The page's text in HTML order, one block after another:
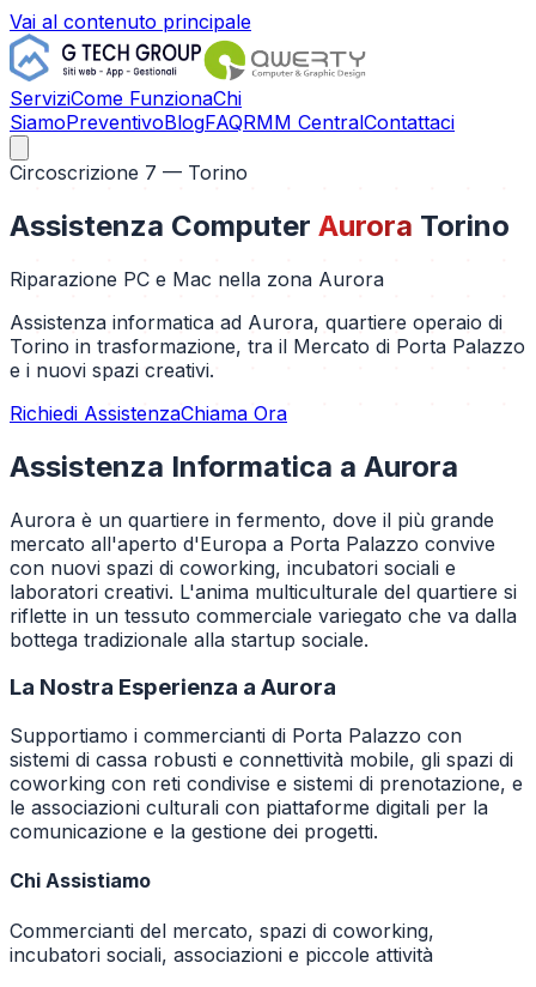
Vai al contenuto principale
ServiziCome FunzionaChi
SiamoPreventivoBlogFAQRMM CentralContattaci
Circoscrizione 7 — Torino
Assistenza Computer Aurora Torino
Riparazione PC e Mac nella zona Aurora
Assistenza informatica ad Aurora, quartiere operaio di
Torino in trasformazione, tra il Mercato di Porta Palazzo
e i nuovi spazi creativi.
Richiedi AssistenzaChiama Ora
Assistenza Informatica a Aurora
Aurora è un quartiere in fermento, dove il più grande
mercato all'aperto d'Europa a Porta Palazzo convive
con nuovi spazi di coworking, incubatori sociali e
laboratori creativi. L'anima multiculturale del quartiere si
riflette in un tessuto commerciale variegato che va dalla
bottega tradizionale alla startup sociale.
La Nostra Esperienza a Aurora
Supportiamo i commercianti di Porta Palazzo con
sistemi di cassa robusti e connettività mobile, gli spazi di
coworking con reti condivise e sistemi di prenotazione, e
le associazioni culturali con piattaforme digitali per la
comunicazione e la gestione dei progetti.
Chi Assistiamo
Commercianti del mercato, spazi di coworking,
incubatori sociali, associazioni e piccole attività